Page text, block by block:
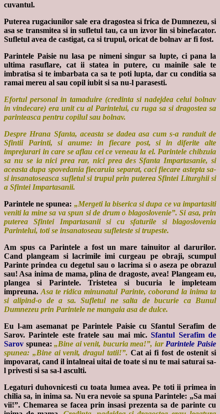
cuvantul.
Puterea rugaciunilor sale era dragostea si frica de Dumnezeu, si
asa se transmitea si in sufletul tau, ca un izvor lin si binefacator.
Sufletul avea de castigat, ca si trupul, oricat de bolnav ar fi fost.
Parintele Paisie nu lasa pe nimeni singur sa lupte, ci pana la
ultima rasuflare, cat ii statea in putere, cu mainile sale te
imbratisa si te imbarbata ca sa te poti lupta, dar cu conditia sa
ramai mereu al sau copil iubit si sa nu-l parasesti.
Efortul personal in tamaduire (credinta si nadejdea celui bolnav
in vindecare) era unit cu al Parintelui, cu ruga sa si dragostea sa
parinteasca pentru copilul sau bolnav.
Despre Hrana Sfanta, aceasta se dadea asa cum s-a randuit de
Sfintii Parinti, si anume: in fiecare post, si in diferite alte
imprejurari in care se aflau cei ce veneau la el. Parintele chibzuia
sa nu se ia nici prea rar, nici prea des Sfanta Impartasanie, si
aceasta dupa spovedania fiecaruia separat, caci fiecare astepta sa-
si insanatoseasca sufletul si trupul prin puterea Sfintei Liturghii si
a Sfintei Impartasanii.
Parintele ne spunea: „Mergeti la biserica si dupa ce va impartasiti
veniti la mine sa va spun si de drum o blagoslovenie”. Si asa, prin
puterea Sfintei Impartasanii si cu sfaturile si blagoslovenia
Parintelui, toti se insanatoseau sufleteste si trupeste.
Am spus ca Parintele a fost un mare tainuitor al darurilor.
Cand plangeam si lacrimile imi curgeau pe obraji, scumpul
Parinte prindea cu degetul sau o lacrima si o aseza pe obrazul
sau! Asa inima de mama, plina de dragoste, avea! Plangeam eu,
plangea si Parintele. Tristetea si bucuria le impleteam
impreuna.Asa te ridica minunatul Parinte, coborand la inima ta
si alipind-o de a sa. Sufletul ne salta de bucurie ca Bunul
Dumnezeu prin Parintele ne mangaia asa de dulce.
Eu l-am asemanat pe Parintele Paisie cu Sfantul Serafim de
Sarov. Parintele este fratele sau mai mic.Sfantul Serafim de
Sarov spunea: „Bine ai venit, bucuria mea!”, iar Parintele Paisie
spunea: „Bine ai venit, dragul tatii!”. Cat ai fi fost de ostenit si
impovarat, cand il intalneai uitai de toate si nu te mai saturai sa-
l privesti si sa sa-l asculti.
Legaturi duhovnicesti cu toata lumea avea. Pe toti ii primea in
chilia sa, in inima sa. Nu era nevoie sa spuna Parintele: „Sa mai
vii!”. Chemarea se facea prin insasi prezenta sa de parinte cu